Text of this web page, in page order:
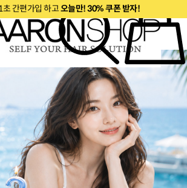
간편가입 하고오늘만! 30% 쿠폰 받자!
폰 50% 깜짝특가 베스트 신제품